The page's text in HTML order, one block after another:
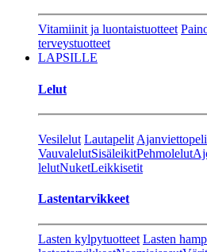
Vitamiinit ja luontaistuotteet
terveystuotteet
LAPSILLE
Lelut
Vesilelut Lautapelit
VauvalelutSisäleikitPehmolelut
lelutNuketLeikkisetit
Lastentarvikkeet
Lasten kylpytuotteet Lasten